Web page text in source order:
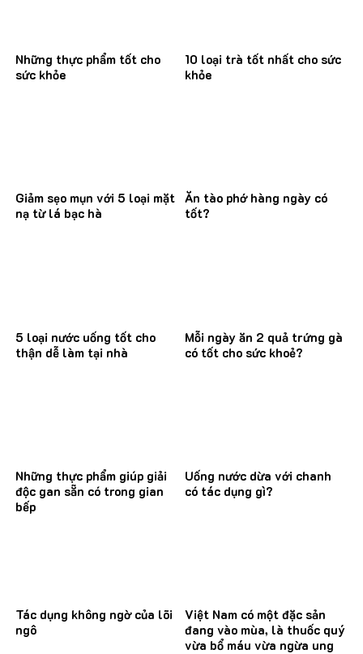
Những thực phẩm tốt cho
sức khỏe
10 loại trà tốt nhất cho sức
khỏe
Giảm sẹo mụn với 5 loại mặt
nạ từ lá bạc hà
Ăn tào phớ hàng ngày có
tốt?
5 loại nước uống tốt cho
thận dễ làm tại nhà
Mỗi ngày ăn 2 quả trứng gà
có tốt cho sức khoẻ?
Những thực phẩm giúp giải
độc gan sẵn có trong gian
bếp
Uống nước dừa với chanh
có tác dụng gì?
Tác dụng không ngờ của lõi
ngô
Việt Nam có một đặc sản
đang vào mùa, là thuốc quý
vừa bổ máu vừa ngừa ung